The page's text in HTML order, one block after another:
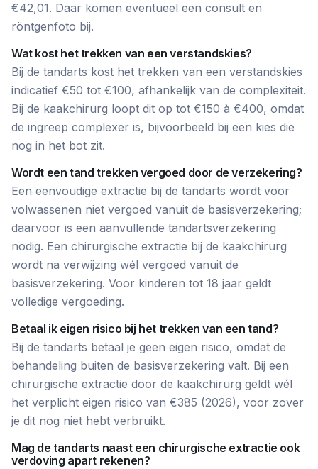
€42,01. Daar komen eventueel een consult en
röntgenfoto bij.
Wat kost het trekken van een verstandskies?
Bij de tandarts kost het trekken van een verstandskies
indicatief €50 tot €100, afhankelijk van de complexiteit.
Bij de kaakchirurg loopt dit op tot €150 à €400, omdat
de ingreep complexer is, bijvoorbeeld bij een kies die
nog in het bot zit.
Wordt een tand trekken vergoed door de verzekering?
Een eenvoudige extractie bij de tandarts wordt voor
volwassenen niet vergoed vanuit de basisverzekering;
daarvoor is een aanvullende tandartsverzekering
nodig. Een chirurgische extractie bij de kaakchirurg
wordt na verwijzing wél vergoed vanuit de
basisverzekering. Voor kinderen tot 18 jaar geldt
volledige vergoeding.
Betaal ik eigen risico bij het trekken van een tand?
Bij de tandarts betaal je geen eigen risico, omdat de
behandeling buiten de basisverzekering valt. Bij een
chirurgische extractie door de kaakchirurg geldt wél
het verplicht eigen risico van €385 (2026), voor zover
je dit nog niet hebt verbruikt.
Mag de tandarts naast een chirurgische extractie ook
verdoving apart rekenen?